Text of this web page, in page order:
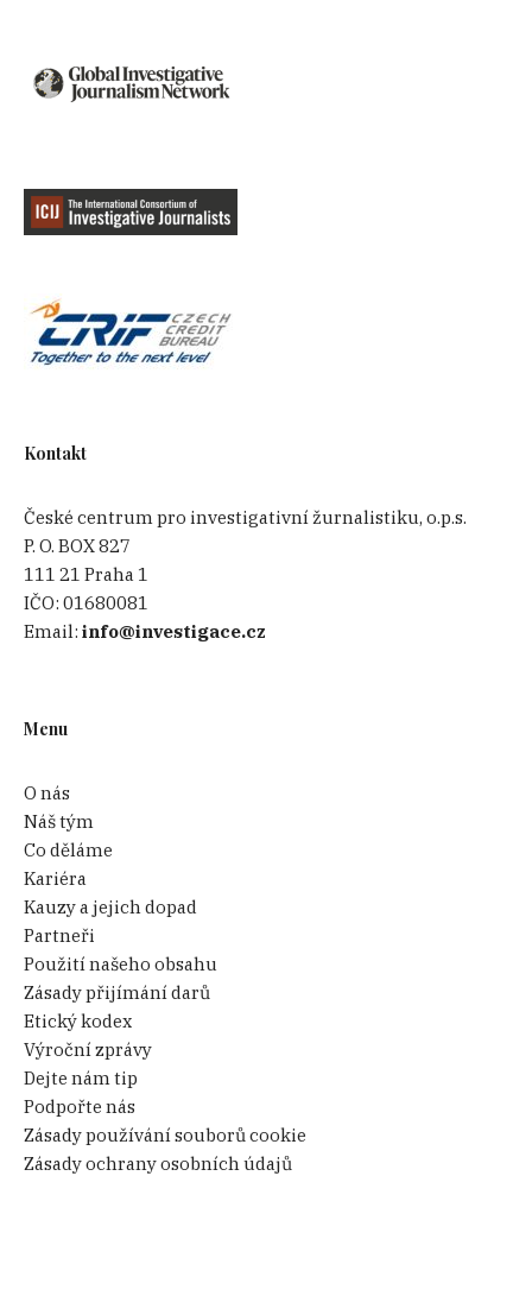
Kontakt
České centrum pro investigativní žurnalistiku, o.p.s.
P. O. BOX 827
111 21 Praha 1
IČO:01680081
Email:info@investigace.cz
Menu
O nás
Náš tým
Co děláme
Kariéra
Kauzy a jejich dopad
Partneři
Použití našeho obsahu
Zásady přijímání darů
Etický kodex
Výroční zprávy
Dejte nám tip
Podpořte nás
Zásady používání souborů cookie
Zásady ochrany osobních údajů